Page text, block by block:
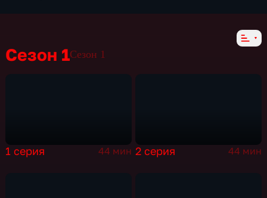
Сезон 1Сезон 1
1 серия 44 мин 2 серия 44 мин